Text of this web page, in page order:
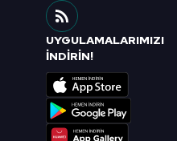
UYGULAMALARIMIZI
İNDİRİN!